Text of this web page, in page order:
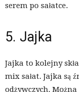
serem po sałatce.
5. Jajka
Jajka to kolejny
mix sałat. Jajka są
odżywczych.